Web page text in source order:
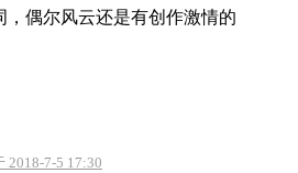
偶尔风云还是有创作激情的
2018-7-5 17:30